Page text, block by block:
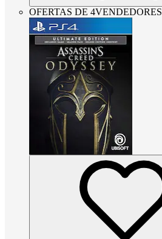
OFERTAS DE 4VENDEDORES